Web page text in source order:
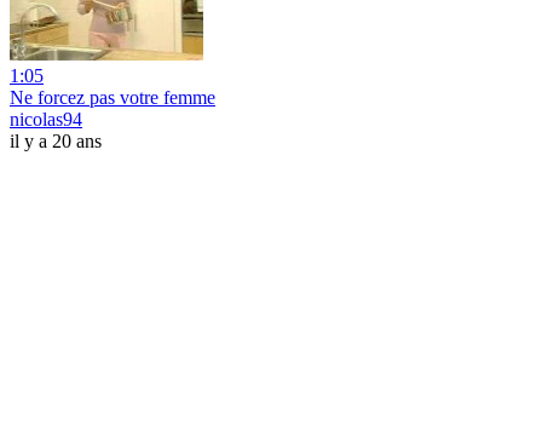
1:05
Ne forcez pas votre femme
nicolas94
il y a 20 ans